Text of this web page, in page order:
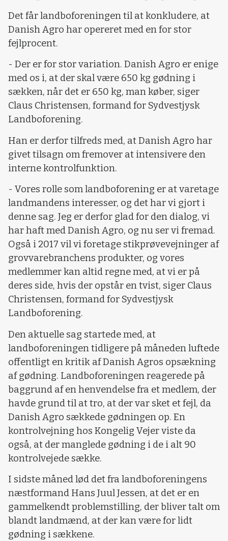
Det får landboforeningen til at konkludere, at
Danish Agro har opereret med en for stor
fejlprocent.
- Der er for stor variation. Danish Agro er enige
med os i, at der skal være 650 kg gødning i
sækken, når det er 650 kg, man køber, siger
Claus Christensen, formand for Sydvestjysk
Landboforening.
Han er derfor tilfreds med, at Danish Agro har
givet tilsagn om fremover at intensivere den
interne kontrolfunktion.
- Vores rolle som landboforening er at varetage
landmandens interesser, og det har vi gjort i
denne sag. Jeg er derfor glad for den dialog, vi
har haft med Danish Agro, og nu ser vi fremad.
Også i 2017 vil vi foretage stikprøvevejninger af
grovvarebranchens produkter, og vores
medlemmer kan altid regne med, at vi er på
deres side, hvis der opstår en tvist, siger Claus
Christensen, formand for Sydvestjysk
Landboforening.
Den aktuelle sag startede med, at
landboforeningen tidligere på måneden luftede
offentligt en kritik af Danish Agros opsækning
af gødning. Landboforeningen reagerede på
baggrund af en henvendelse fra et medlem, der
havde grund til at tro, at der var sket et fejl, da
Danish Agro sækkede gødningen op. En
kontrolvejning hos Kongelig Vejer viste da
også, at der manglede gødning i de i alt 90
kontrolvejede sække.
I sidste måned lød det fra landboforeningens
næstformand Hans Juul Jessen, at det er en
gammelkendt problemstilling, der bliver talt om
blandt landmænd, at der kan være for lidt
gødning i sækkene.